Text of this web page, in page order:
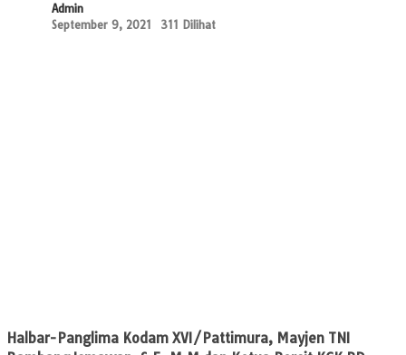
Admin
September 9, 2021
311 Dilihat
Halbar-Panglima Kodam XVI/Pattimura, Mayjen TNI